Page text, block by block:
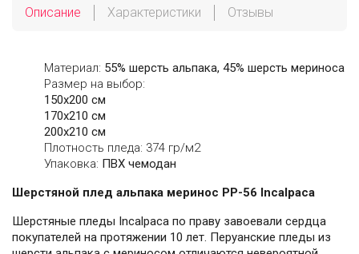
Описание Характеристики Отзывы
Материал: 55% шерсть альпака, 45% шерсть мериноса
Размер на выбор:
150х200 см
170х210 см
200х210 см
Плотность пледа: 374 гр/м2
Упаковка: ПВХ чемодан
Шерстяной плед альпака меринос PP-56 Incalpaca
Шерстяные пледы Incalpaca по праву завоевали сердца
покупателей на протяжении 10 лет. Перуанские пледы из